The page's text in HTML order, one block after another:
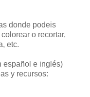
donde podeis
o recortar,
etc.
español e inglés)
y recursos: